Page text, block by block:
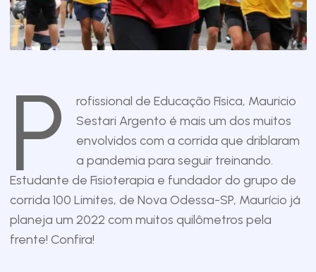
P
rofissional de Educação Física, Mauricio
Sestari Argento é mais um dos muitos
envolvidos com a corrida que driblaram
a pandemia para seguir treinando.
Estudante de Fisioterapia e fundador do grupo de
corrida 100 Limites, de Nova Odessa-SP, Maurício já
planeja um 2022 com muitos quilômetros pela
frente! Confira!